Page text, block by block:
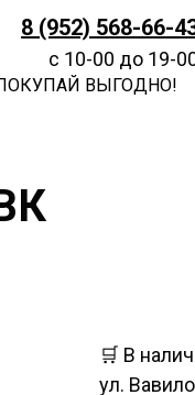
8 (952) 568-66-
с 10-00 до 19-
ВЫГОДНО!
🛒 В
ул.